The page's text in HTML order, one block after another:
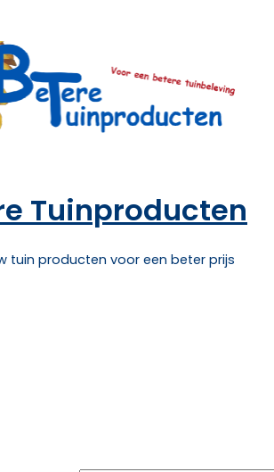
Tuinproducten
tuin producten voor een beter prijs